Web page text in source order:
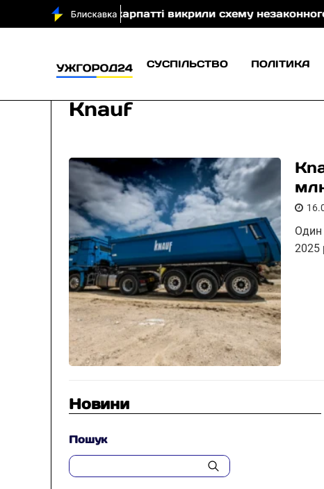
На Закарпатті викрили схему незаконного
СУСПІЛЬСТВО ПОЛІТИКА
Knauf
Один
2025
Новини
Пошук